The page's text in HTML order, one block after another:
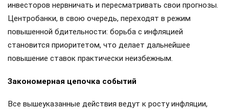
инвесторов нервничать и пересматривать свои прогнозы.
Центробанки, в свою очередь, переходят в режим
повышенной бдительности: борьба с инфляцией
становится приоритетом, что делает дальнейшее
повышение ставок практически неизбежным.
Закономерная цепочка событий
Все вышеуказанные действия ведут к росту инфляции,